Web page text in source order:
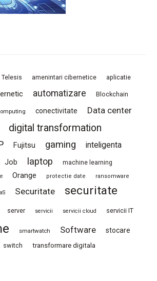
Telesis amenintari cibernetice aplicatie
automatizare Blockchain
conectivitate Data center
digital transformation
Fujitsu gaming
inteligenta
Job laptop machine learning
Orange protectie date ransomware
Securitate
securitate
server servicii servicii cloud servicii IT
smartwatch Software stocare
switch transformare digitala